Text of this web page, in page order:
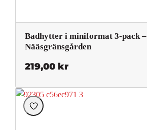
Badhytter i miniformat 3-pack –
Nääsgränsgården
219,00 kr